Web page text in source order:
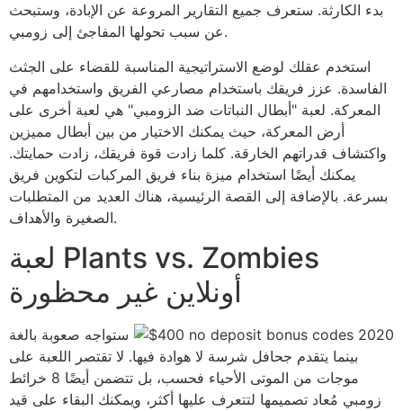
بدء الكارثة. ستعرف جميع التقارير المروعة عن الإبادة، وستبحث
عن سبب تحولها المفاجئ إلى زومبي.
استخدم عقلك لوضع الاستراتيجية المناسبة للقضاء على الجثث
الفاسدة. عزز فريقك باستخدام مصارعي الفريق واستخدامهم في
المعركة. لعبة "أبطال النباتات ضد الزومبي" هي لعبة أخرى على
أرض المعركة، حيث يمكنك الاختيار من بين أبطال مميزين
واكتشاف قدراتهم الخارقة. كلما زادت قوة فريقك، زادت حمايتك.
يمكنك أيضًا استخدام ميزة بناء فريق المركبات لتكوين فريق
بسرعة. بالإضافة إلى القصة الرئيسية، هناك العديد من المتطلبات
الصغيرة والأهداف.
لعبة Plants vs. Zombies
أونلاين غير محظورة
ستواجه صعوبة بالغة
بينما يتقدم جحافل شرسة لا هوادة فيها. لا تقتصر اللعبة على
موجات من الموتى الأحياء فحسب، بل تتضمن أيضًا 8 خرائط
زومبي مُعاد تصميمها لتتعرف عليها أكثر، ويمكنك البقاء على قيد